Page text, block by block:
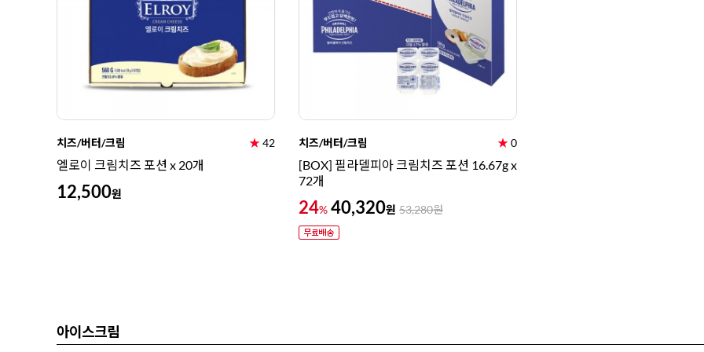
치즈/버터/크림 ★42
엘로이 크림치즈 포션 x 20개
12,500원
치즈/버터/크림 ★0
[BOX] 필라델피아 크림치즈 포션 16.67g x
72개
24% 40,320원 53,280원
아이스크림